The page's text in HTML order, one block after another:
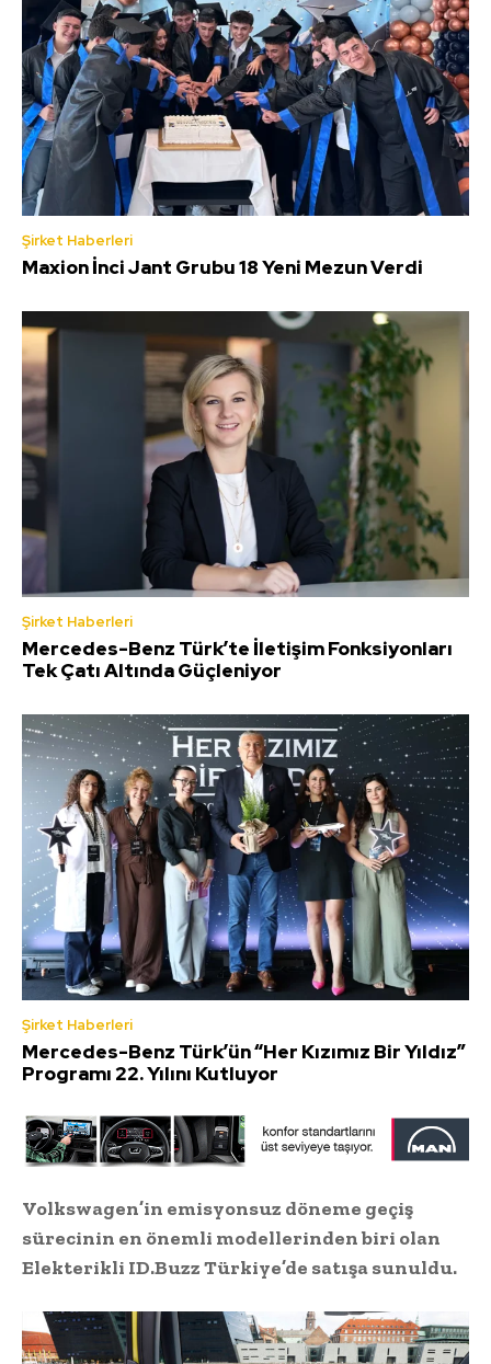
Şirket Haberleri
Maxion İnci Jant Grubu 18 Yeni Mezun Verdi
Şirket Haberleri
Mercedes-Benz Türk’te İletişim Fonksiyonları
Tek Çatı Altında Güçleniyor
Şirket Haberleri
Mercedes-Benz Türk’ün “Her Kızımız Bir Yıldız”
Programı 22. Yılını Kutluyor
Volkswagen’in emisyonsuz döneme geçiş
sürecinin en önemli modellerinden biri olan
Elekterikli ID.Buzz Türkiye’de satışa sunuldu.